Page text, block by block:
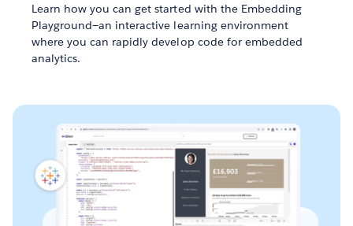
Learn how you can get started with the Embedding
Playground—an interactive learning environment
where you can rapidly develop code for embedded
analytics.